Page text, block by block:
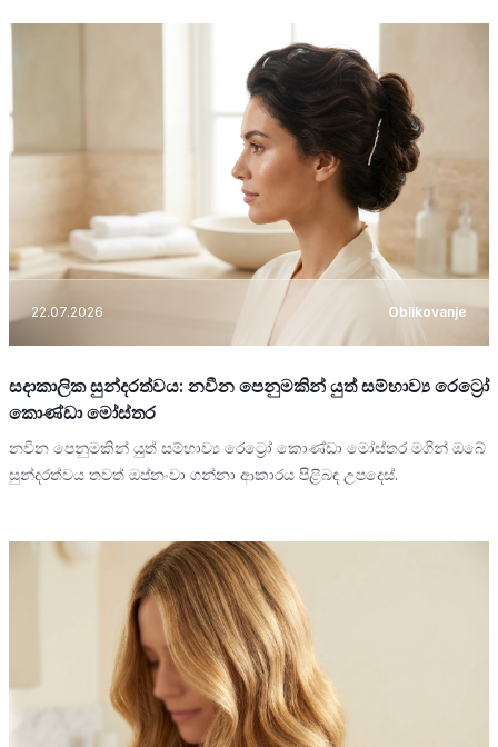
22.07.2026 Oblikovanje
සදාකාලික සුන්දරත්වය: නවීන පෙනුමකින් යුත් සම්භාව්‍ය රෙට්‍රෝ
කොණ්ඩා මෝස්තර
නවීන පෙනුමකින් යුත් සම්භාව්‍ය රෙට්‍රෝ කොණ්ඩා මෝස්තර මගින් ඔබේ
සුන්දරත්වය තවත් ඔප්නංවා ගන්නා ආකාරය පිළිබඳ උපදෙස්.